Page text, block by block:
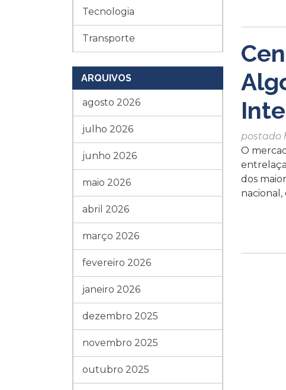
Tecnologia
Transporte
ARQUIVOS
agosto 2026
julho 2026
junho 2026
maio 2026
abril 2026
março 2026
fevereiro 2026
janeiro 2026
dezembro 2025
novembro 2025
outubro 2025
postado
O
dos